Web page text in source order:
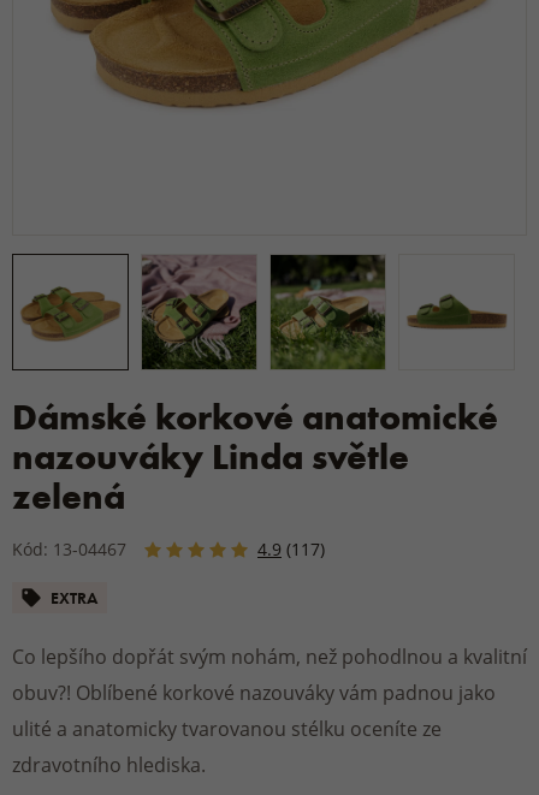
Dámské korkové anatomické
nazouváky Linda světle
zelená
Kód: 13-04467 4.9 (117)
EXTRA
Co lepšího dopřát svým nohám, než pohodlnou a kvalitní
obuv?! Oblíbené korkové nazouváky vám padnou jako
ulité a anatomicky tvarovanou stélku oceníte ze
zdravotního hlediska.